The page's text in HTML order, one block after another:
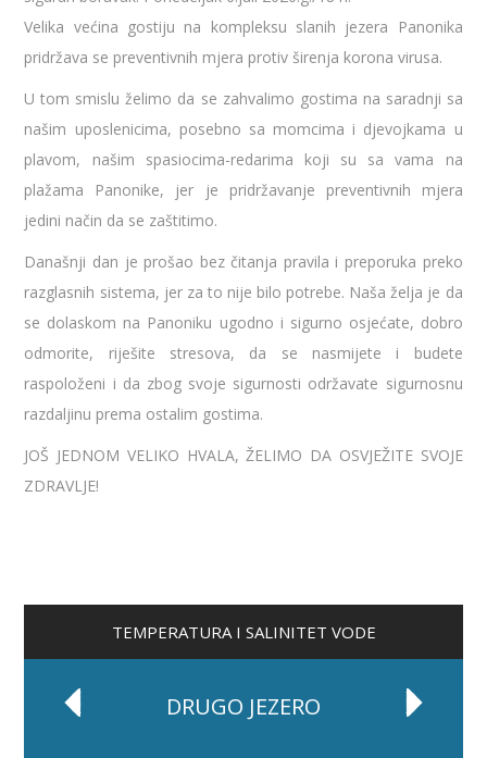
Velika većina gostiju na kompleksu slanih jezera Panonika
pridržava se preventivnih mjera protiv širenja korona virusa.
U tom smislu želimo da se zahvalimo gostima na saradnji sa
našim uposlenicima, posebno sa momcima i djevojkama u
plavom, našim spasiocima-redarima koji su sa vama na
plažama Panonike, jer je pridržavanje preventivnih mjera
jedini način da se zaštitimo.
Današnji dan je prošao bez čitanja pravila i preporuka preko
razglasnih sistema, jer za to nije bilo potrebe. Naša želja je da
se dolaskom na Panoniku ugodno i sigurno osjećate, dobro
odmorite, riješite stresova, da se nasmijete i budete
raspoloženi i da zbog svoje sigurnosti održavate sigurnosnu
razdaljinu prema ostalim gostima.
JOŠ JEDNOM VELIKO HVALA, ŽELIMO DA OSVJEŽITE SVOJE
ZDRAVLJE!
TEMPERATURA I SALINITET VODE
DRUGO JEZERO